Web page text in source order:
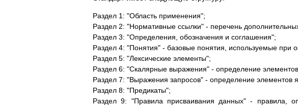
Раздел 1: "Область применения";
Раздел 2: "Нормативные ссылки" - перечень
Раздел 3: "Определения, обозначения и соглашения";
Раздел 4: "Понятия" - базовые понятия, используемые при
Раздел 5: "Лексические элементы";
Раздел 6: "Скалярные выражения" - определение
Раздел 7: "Выражения запросов" - определение элементов
Раздел 8: "Предикаты";
Раздел 9: "Правила присваивания данных" - правила,